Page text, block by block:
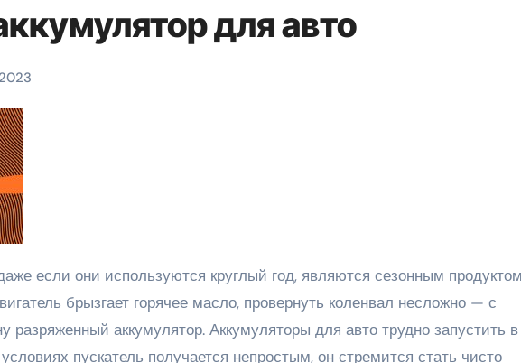
для авто
брызгает горячее масло, провернуть коленвал несложно — с
разряженный аккумулятор. Аккумуляторы для авто трудно запустить в
пускатель получается непростым, он стремится стать чисто